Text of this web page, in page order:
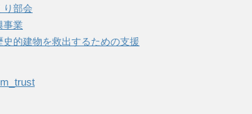
り部会
事業
史的建物を救出するための支援